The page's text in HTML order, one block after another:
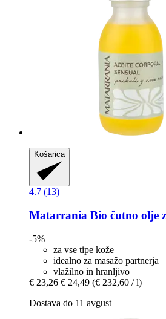
Košarica
4.7 (13)
Matarrania Bio čutno olje
-5%
za vse tipe kože
idealno za masažo partnerja
vlažilno in hranljivo
€ 23,26 € 24,49 (€ 232,60 / l)
Dostava do 11 avgust